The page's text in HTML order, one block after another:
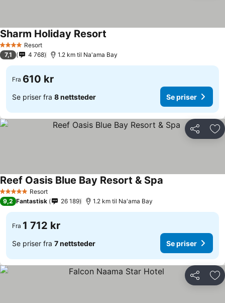
4 StjernerResort
Sharm Holiday Resort
7,1 4 768 1.2 km til Na'ama Bay
Fra 610 kr
Se priser fra 8 nettsteder Se priser
Del
5 Stjerner Resort
Reef Oasis Blue Bay Resort & Spa
9,2 Fantastisk 26 189 1.2 km til Na'ama Bay
Fra 1 712 kr
Se priser fra 7 nettsteder Se priser
Del